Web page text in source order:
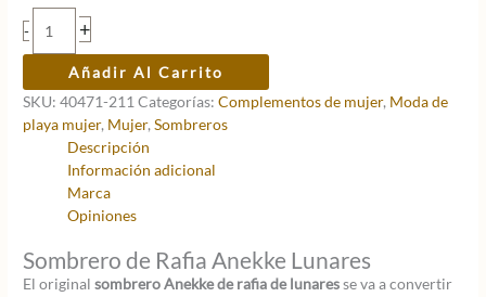
era:
20,95 €.
-
Sombrero
de
Anekke
Lunares
cantidad
+
Añadir Al Carrito
SKU:40471-211Categorías:Complementos de mujer, Moda de
playa mujer, Mujer,Sombreros
Descripción
Información adicional
Marca
Opiniones
Sombrero de Rafia Anekke Lunares
El originalsombrero Anekke de rafia de lunaresse va a convertir